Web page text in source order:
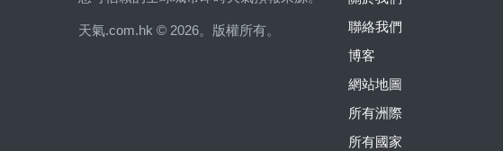
天氣.com.hk © 2026。版權所有。
聯絡我們
博客
網站地圖
所有洲際
所有國家